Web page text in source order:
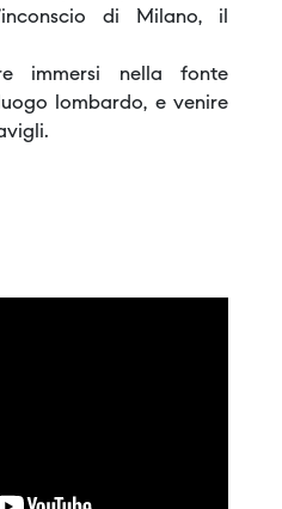
di Milano, il
immersi nella fonte
lombardo, e venire